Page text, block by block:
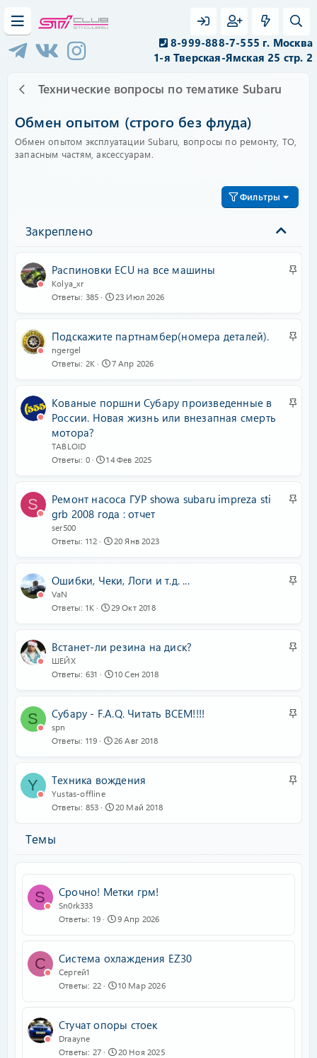
8-999-888-7-555 г. Москва
1-я Тверская-Ямская 25 стр. 2
Технические вопросы по тематике Subaru
Обмен опытом (строго без флуда)
Обмен опытом эксплуатации Subaru, вопросы по ремонту, ТО,
запасным частям, аксессуарам.
Фильтры
Закреплено
З
е
о
Распиновки ECU на все машины
Kolya_xr
Ответы 385 23 Июл 2026
З
е
Подскажите партнамбер(номера деталей).
ngergel
Ответы 2K 7 Апр 2026
З
л
Кованые поршни Субару произведенные в
России. Новая жизнь или внезапная смерть
мотора?
TABLOID
Ответы 0 14 Фев 2025
S
З
п
Ремонт насоса ГУР showa subaru impreza sti
grb 2008 года : отчет
ser500
Ответы 112 20 Янв 2023
З
е
о
Ошибки, Чеки, Логи и т.д. ...
VaN
Ответы 1K 29 Окт 2018
З
е
о
Встанет-ли резина на диск?
ШЕЙХ
Ответы 631 10 Сен 2018
S
З
е
Субару - F.A.Q. Читать ВСЕМ!!!!
spn
Ответы 119 26 Авг 2018
Y
З
Техника вождения
Yustas-offline
Ответы 853 20 Май 2018
Темы
S Срочно! Метки грм!
Sn0rk333
Ответы 19 9 Апр 2026
С Система охлаждения EZ30
Сергей1
Ответы 22 10 Мар 2026
Стучат опоры стоек
Draayne
Ответы 27 20 Ноя 2025